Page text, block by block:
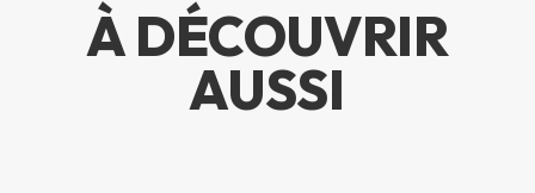
À DÉCOUVRIR
AUSSI